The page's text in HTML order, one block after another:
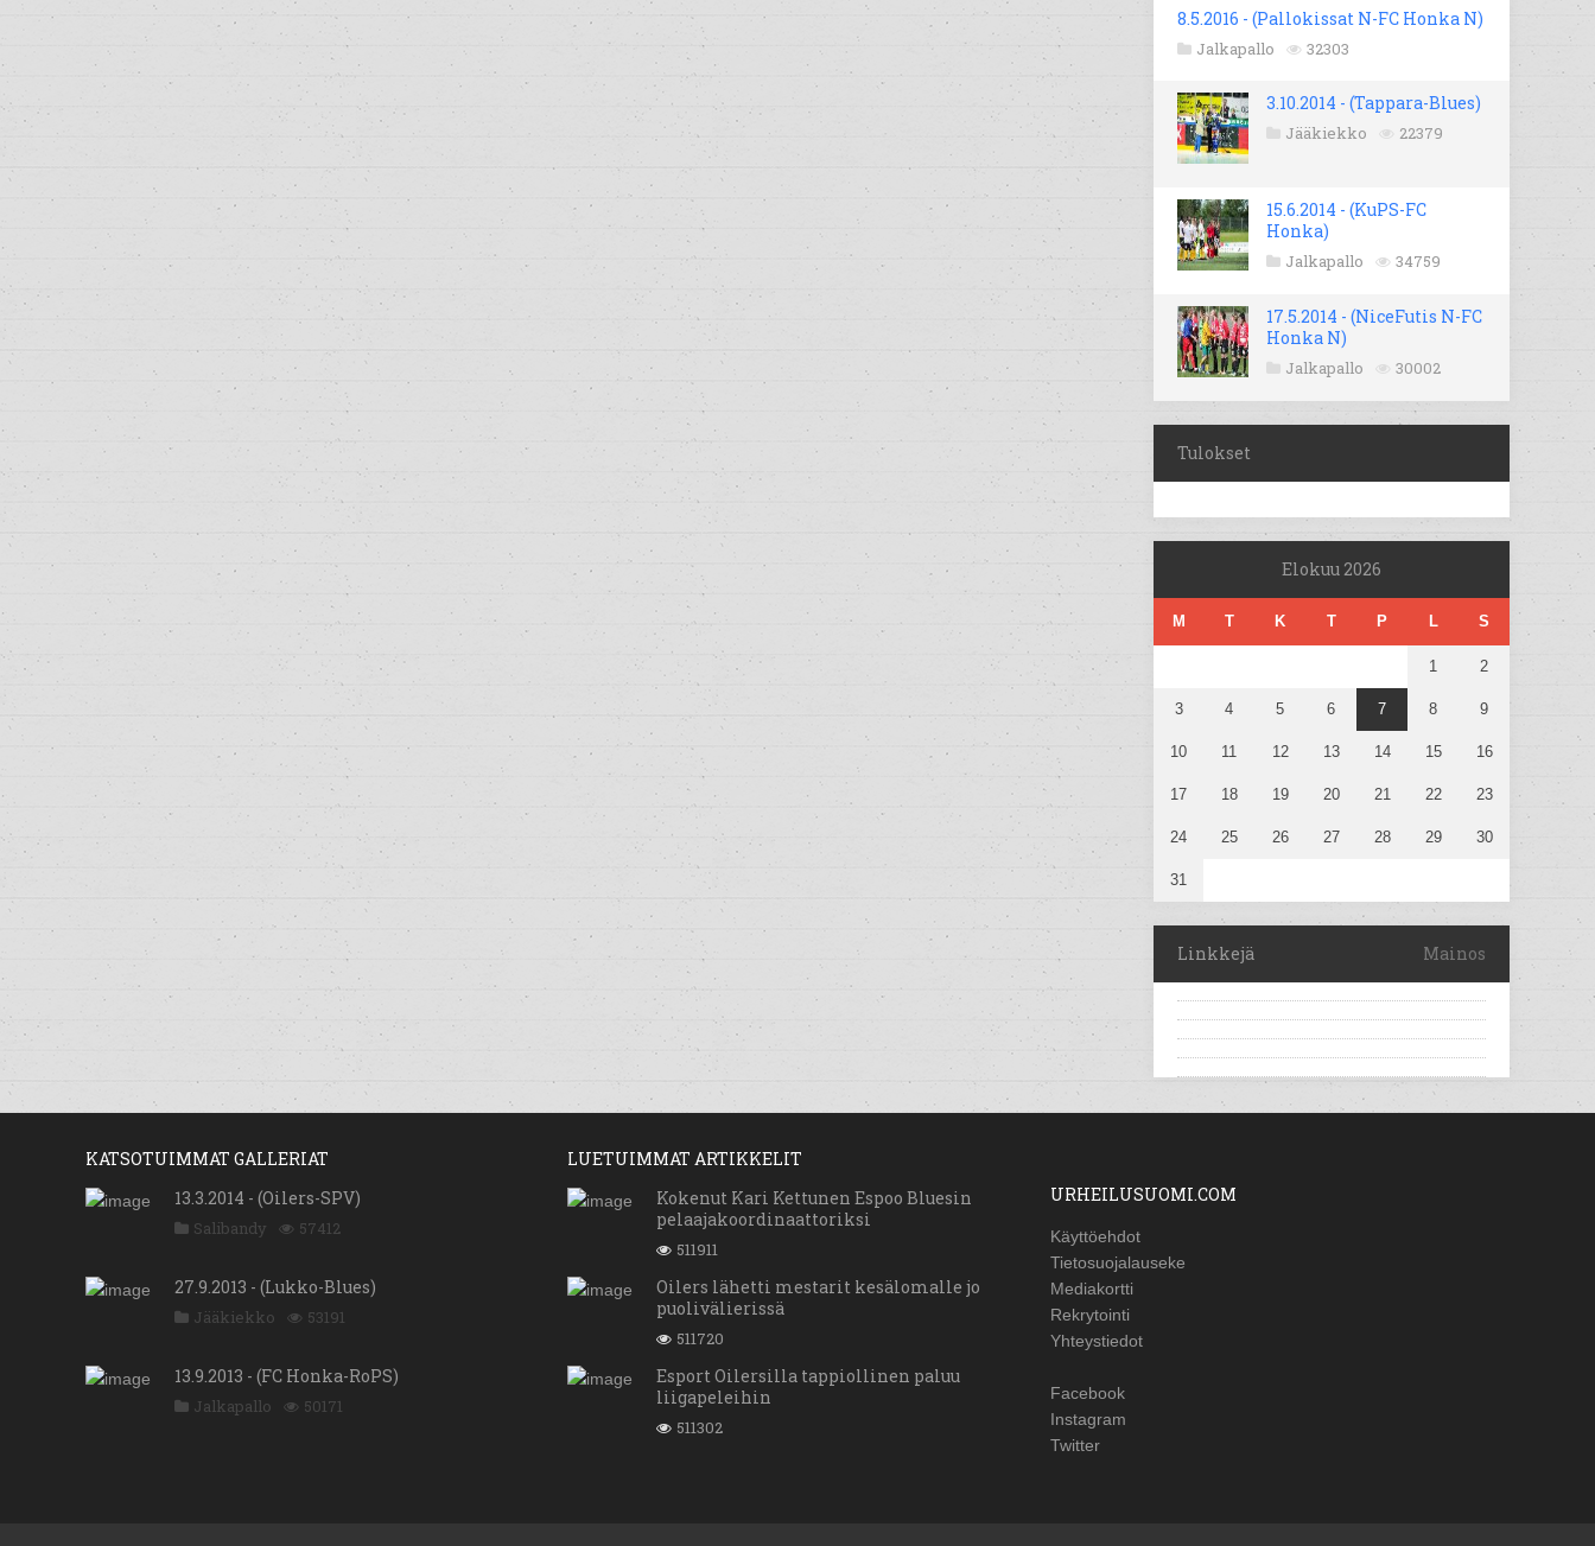
8.5.2016 - (Pallokissat N-FC Honka N)
Jalkapallo 32303
3.10.2014 - (Tappara-Blues)
Jääkiekko 22379
15.6.2014 - (KuPS-FC
Honka)
Jalkapallo 34759
17.5.2014 - (NiceFutis N-FC
Honka N)
Jalkapallo 30002
Tulokset
Elokuu 2026
M T K T P L S
1 2
3 4 5 6 7 8 9
10 11 12 13 14 15 16
17 18 19 20 21 22 23
24 25 26 27 28 29 30
31
Linkkejä Mainos
KATSOTUIMMAT GALLERIAT
13.3.2014 - (Oilers-SPV)
Salibandy 57412
27.9.2013 - (Lukko-Blues)
Jääkiekko 53191
13.9.2013 - (FC Honka-RoPS)
Jalkapallo 50171
LUETUIMMAT ARTIKKELIT
Kokenut Kari Kettunen Espoo Bluesin
pelaajakoordinaattoriksi
511911
Oilers lähetti mestarit kesälomalle jo
puolivälierissä
511720
Esport Oilersilla tappiollinen paluu
liigapeleihin
511302
URHEILUSUOMI.COM
Käyttöehdot
Tietosuojalauseke
Mediakortti
Rekrytointi
Yhteystiedot
Facebook
Instagram
Twitter